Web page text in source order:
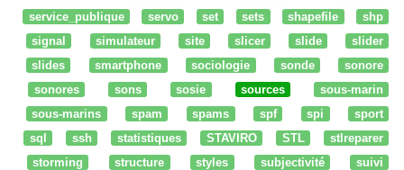
service_publique
servo set sets shapefile
shp
signal
simulateur site slicer slide
slider
slides
smartphone sociologie sonde
sonore
sonores
sons sosie sources
sous-marin
sous-marins
spam spams spf spi
sport
sql
ssh statistiques STAVIRO STL
stlreparer
storming
structure styles subjectivité
suivi